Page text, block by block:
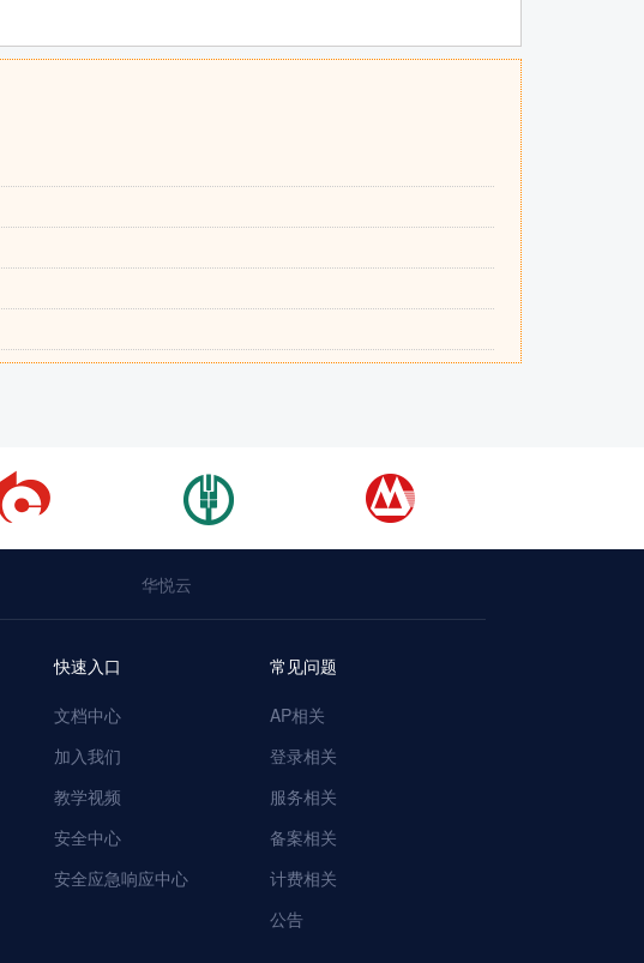
华悦云
快速入口
文档中心
加入我们
教学视频
安全中心
安全应急响应中心
常见问题
AP相关
登录相关
服务相关
备案相关
计费相关
公告